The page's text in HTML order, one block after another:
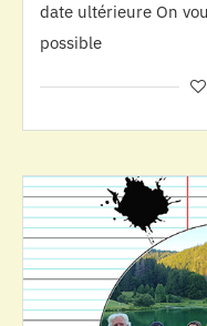
date ultérieure On
possible